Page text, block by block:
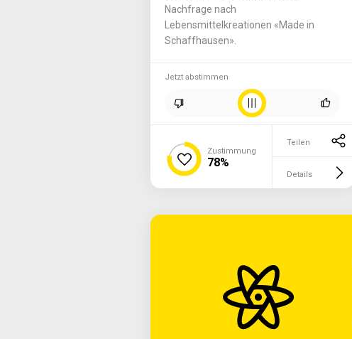
Nachfrage nach
Lebensmittelkreationen «Made in
Schaffhausen».
Jetzt abstimmen
Zustimmung
78%
Teilen
Details